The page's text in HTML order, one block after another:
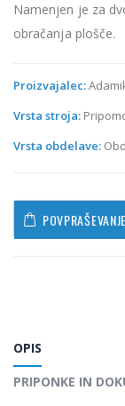
Namenjen je za
obračanja plošče.
Proizvajalec:
Vrsta stroja:
Vrsta obdelave:
POVPRAŠEVANJE
OPIS
PRIPONKE IN